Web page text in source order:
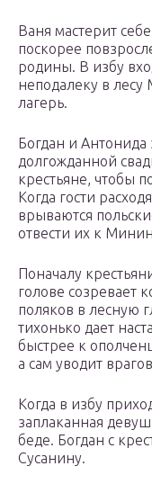
Ваня мастерит
поскорее
родины. В избу
неподалеку в
лагерь.
Богдан и
долгожданной
крестьяне, чтобы
Когда гости
врываются
отвести их к
Поначалу
голове созревает
поляков в лесную
тихонько дает
быстрее к
а сам уводит
Когда в избу
заплаканная
беде. Богдан с
Сусанину.